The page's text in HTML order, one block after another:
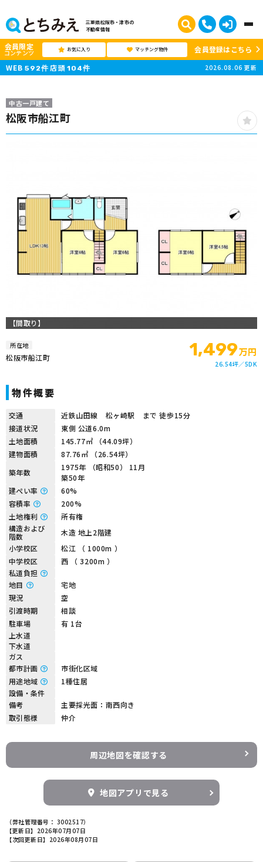
三重県松阪市・津市の
不動産情報
会員限定
コンテンツ お気に入り マッチング物件
会員登録はこちら
WEB 592件 店頭 104件 2026.08.06 更新
中古一戸建て
松阪市船江町
【間取り】
所在地
松阪市船江町 1,499万円
26.54坪 5DK
物件概要
交通
近鉄山田線 松ヶ崎駅 まで 徒歩15分
接道状況
東側 公道6.0m
土地面積
145.77㎡ （44.09坪）
建物面積
87.76㎡ （26.54坪）
築年数
1975年 （昭和50） 11月
築50年
建ぺい率
60%
容積率
200%
土地権利
所有権
構造および
階数
木造 地上2階建
小学校区
松江 （ 1000m ）
中学校区
西 （ 3200m ）
私道負担
地目
宅地
現況
空
引渡時期
相談
駐車場
有 1台
上水道
下水道
ガス
都市計画
市街化区域
用途地域
1種住居
設備・条件
備考
主要採光面：南西向き
取引態様
仲介
周辺地図を確認する
地図アプリで見る
（弊社管理番号： 3002517）
【更新日】2026年07月07日
【次回更新日】2026年08月07日